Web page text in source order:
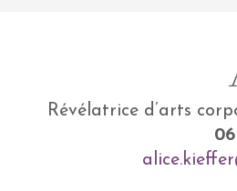
Révélatrice d’arts